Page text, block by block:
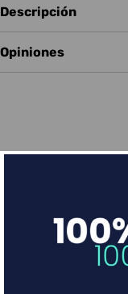
Descripción
Opiniones
Financia
Divide en 3